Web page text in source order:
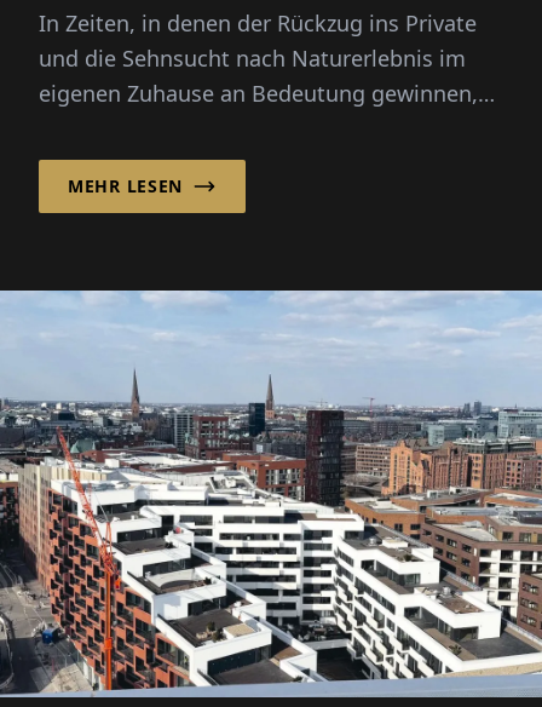
In Zeiten, in denen der Rückzug ins Private
und die Sehnsucht nach Naturerlebnis im
eigenen Zuhause an Bedeutung gewinnen,
MEHR LESEN